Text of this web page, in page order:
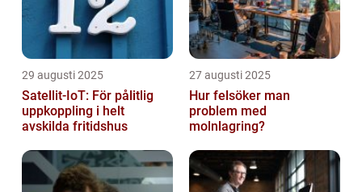
29 augusti 2025
Satellit‑IoT: För pålitlig
uppkoppling i helt
avskilda fritidshus
27 augusti 2025
Hur felsöker man
problem med
molnlagring?